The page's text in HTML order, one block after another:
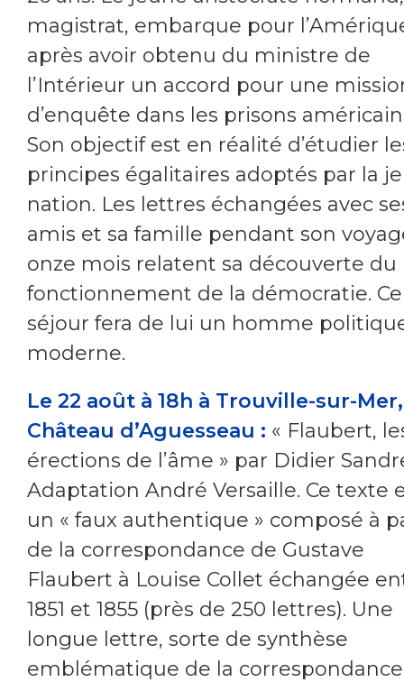
magistrat, embarque pour
après avoir obtenu du ministre de
l’Intérieur un accord pour une
d’enquête dans les prisons
Son objectif est en réalité d’étudier
principes égalitaires adoptés par la
nation. Les lettres échangées avec
amis et sa famille pendant son
onze mois relatent sa découverte du
fonctionnement de la démocratie. Ce
séjour fera de lui un homme
moderne.
Le 22 août à 18h à Trouville-sur-Mer,
Château d’Aguesseau : « Flaubert,
érections de l’âme » par Didier
Adaptation André Versaille. Ce texte
un « faux authentique » composé à
de la correspondance de Gustave
Flaubert à Louise Collet échangée
1851 et 1855 (près de 250 lettres). Une
longue lettre, sorte de synthèse
emblématique de la